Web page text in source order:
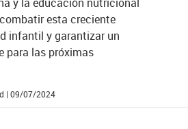
esta creciente
infantil y garantizar un
para las próximas
| 09/07/2024